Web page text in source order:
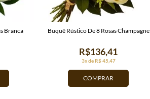
Branca
COMPRAR
3x de R$ 45,47
R$136,41
Buquê Rústico De 8 Rosas Champagne